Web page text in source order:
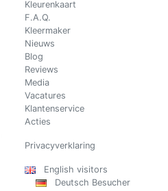
Kleurenkaart
F.A.Q.
Kleermaker
Nieuws
Blog
Reviews
Media
Vacatures
Klantenservice
Acties
Privacyverklaring
English visitors
Deutsch Besucher